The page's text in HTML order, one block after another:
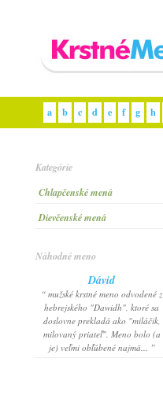
a b c d e f g h
Kategórie
Chlapčenské mená
Dievčenské mená
Náhodné meno
Dávid
“ mužské krstné meno odvodené z
hebrejského "Dawidh", ktoré sa
doslovne prekladá ako "miláčik,
milovaný priateľ". Meno bolo (a
je) veľmi obľúbené najmä... ”